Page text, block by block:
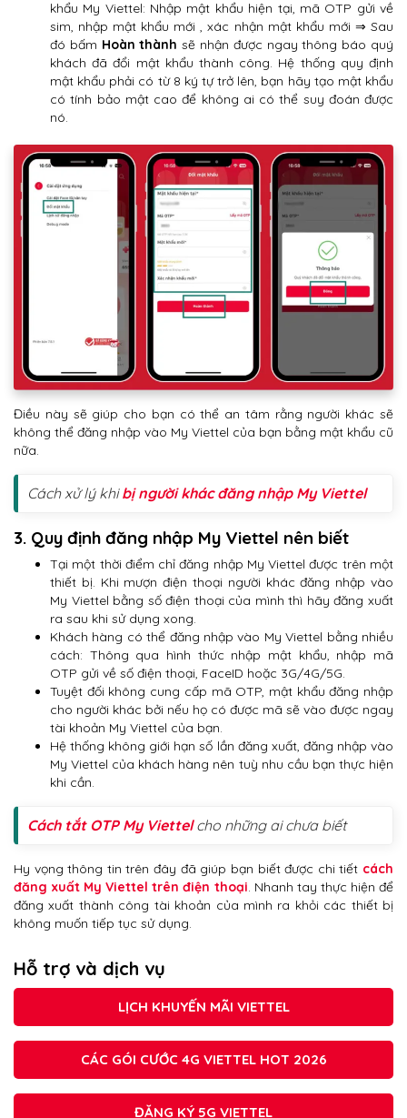
khẩu My Viettel: Nhập mật khẩu hiện tại, mã OTP gửi về
sim, nhập mật khẩu mới , xác nhận mật khẩu mới ⇒ Sau
đó bấm Hoàn thành sẽ nhận được ngay thông báo quý
khách đã đổi mật khẩu thành công. Hệ thống quy định
mật khẩu phải có từ 8 ký tự trở lên, bạn hãy tạo mật khẩu
có tính bảo mật cao để không ai có thể suy đoán được
nó.
Điều này sẽ giúp cho bạn có thể an tâm rằng người khác sẽ
không thể đăng nhập vào My Viettel của bạn bằng mật khẩu cũ
nữa.
Cách xử lý khibị người khác đăng nhập My Viettel
3. Quy định đăng nhập My Viettel nên biết
Tại một thời điểm chỉ đăng nhập My Viettel được trên một
thiết bị. Khi mượn điện thoại người khác đăng nhập vào
My Viettel bằng số điện thoại của mình thì hãy đăng xuất
ra sau khi sử dụng xong.
Khách hàng có thể đăng nhập vào My Viettel bằng nhiều
cách: Thông qua hình thức nhập mật khẩu, nhập mã
OTP gửi về số điện thoại, FaceID hoặc 3G/4G/5G.
Tuyệt đối không cung cấp mã OTP, mật khẩu đăng nhập
cho người khác bởi nếu họ có được mã sẽ vào được ngay
tài khoản My Viettel của bạn.
Hệ thống không giới hạn số lần đăng xuất, đăng nhập vào
My Viettel của khách hàng nên tuỳ nhu cầu bạn thực hiện
khi cần.
Cách tắt OTP My Viettelcho những ai chưa biết
Hy vọng thông tin trên đây đã giúp bạn biết được chi tiết cách
đăng xuất My Viettel trên điện thoại. Nhanh tay thực hiện để
đăng xuất thành công tài khoản của mình ra khỏi các thiết bị
không muốn tiếp tục sử dụng.
Hỗ trợ và dịch vụ
LỊCH KHUYẾN MÃI VIETTEL
CÁC GÓI CƯỚC 4G VIETTEL HOT 2026
ĐĂNG KÝ 5G VIETTEL